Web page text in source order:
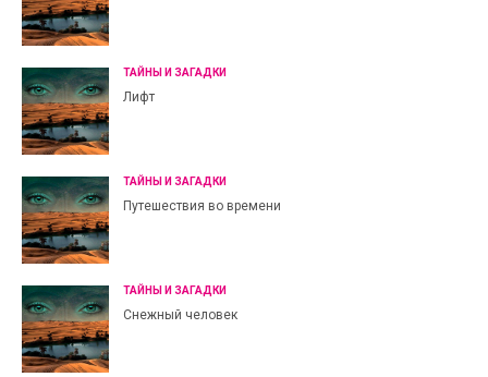
ТАЙНЫ И ЗАГАДКИ
Лифт
ТАЙНЫ И ЗАГАДКИ
Путешествия во времени
ТАЙНЫ И ЗАГАДКИ
Снежный человек